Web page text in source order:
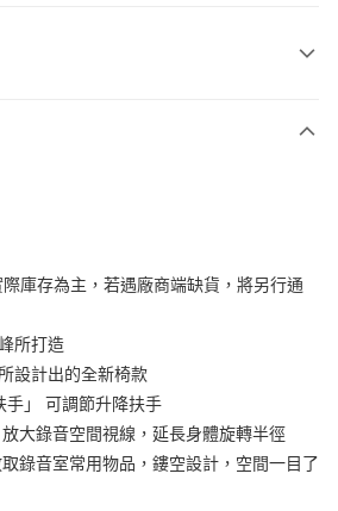
彰化商業銀行
台中商業銀行
華泰商業銀行
遠東國際商業銀行
永豐商業銀行
星展（台灣）商業銀行
兆豐國際商業銀行
台中商業銀行
華泰商業銀行
遠東國際商業銀行
永豐商業銀行
NT$548 21家銀行
台北富邦商業銀行
兆豐國際商業銀行
台中商業銀行
華泰商業銀行
庫存為主，若遇廠商端缺貨，將另行通
所打造
設計出的全新椅款
手」 可調節升降扶手
放大錄音空間視線，延長身體旋轉半徑
取錄音室常用物品，鏤空設計，空間一目了